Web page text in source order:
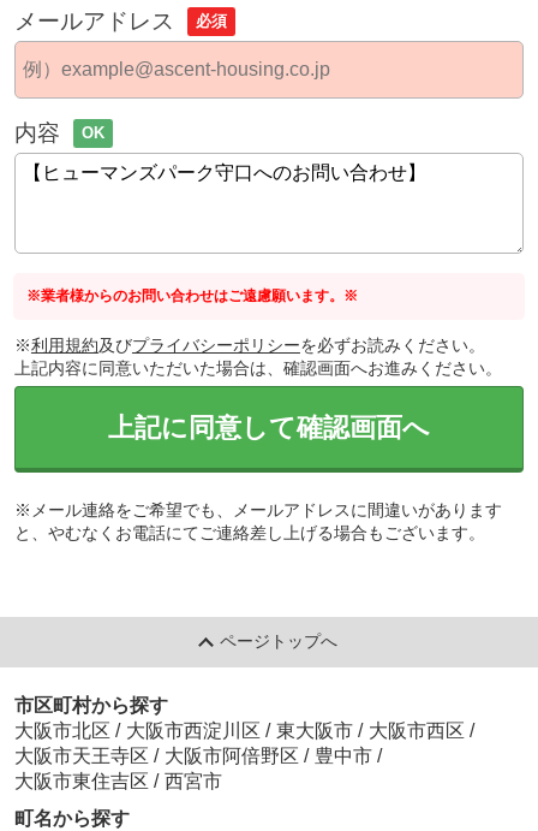
メールアドレス 必須
内容 OK
※業者様からのお問い合わせはご遠慮願います。※
※利用規約及びプライバシーポリシーを必ずお読みください。
上記内容に同意いただいた場合は、確認画面へお進みください。
上記に同意して確認画面へ
※メール連絡をご希望でも、メールアドレスに間違いがあります
と、やむなくお電話にてご連絡差し上げる場合もございます。
ページトップへ
市区町村から探す
大阪市北区 / 大阪市西淀川区 / 東大阪市 / 大阪市西区 /
大阪市天王寺区 / 大阪市阿倍野区 / 豊中市 /
大阪市東住吉区 / 西宮市
町名から探す